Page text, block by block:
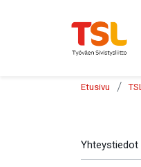
Etusivu / TSL
Yhteystiedot